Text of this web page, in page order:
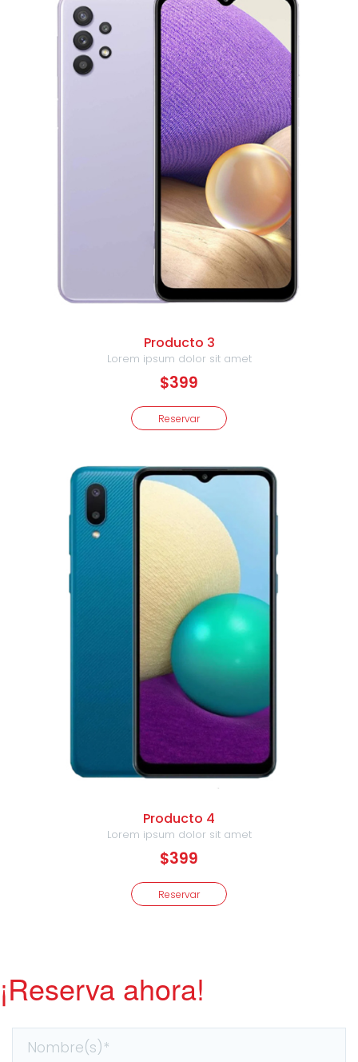
Producto 3
Lorem ipsum dolor sit amet
$399
Reservar
Producto 4
Lorem ipsum dolor sit amet
$399
Reservar
¡Reserva ahora!